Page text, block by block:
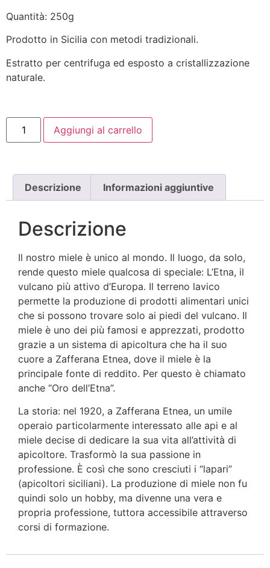
Quantità: 250g
Prodotto in Sicilia con metodi tradizionali.
Estratto per centrifuga ed esposto a cristallizzazione
naturale.
Aggiungi al carrello
Descrizione Informazioni aggiuntive
Descrizione
Il nostro miele è unico al mondo. Il luogo, da solo,
rende questo miele qualcosa di speciale: L’Etna, il
vulcano più attivo d’Europa. Il terreno lavico
permette la produzione di prodotti alimentari unici
che si possono trovare solo ai piedi del vulcano. Il
miele è uno dei più famosi e apprezzati, prodotto
grazie a un sistema di apicoltura che ha il suo
cuore a Zafferana Etnea, dove il miele è la
principale fonte di reddito. Per questo è chiamato
anche “Oro dell’Etna”.
La storia: nel 1920, a Zafferana Etnea, un umile
operaio particolarmente interessato alle api e al
miele decise di dedicare la sua vita all’attività di
apicoltore. Trasformò la sua passione in
professione. È così che sono cresciuti i “lapari”
(apicoltori siciliani). La produzione di miele non fu
quindi solo un hobby, ma divenne una vera e
propria professione, tuttora accessibile attraverso
corsi di formazione.